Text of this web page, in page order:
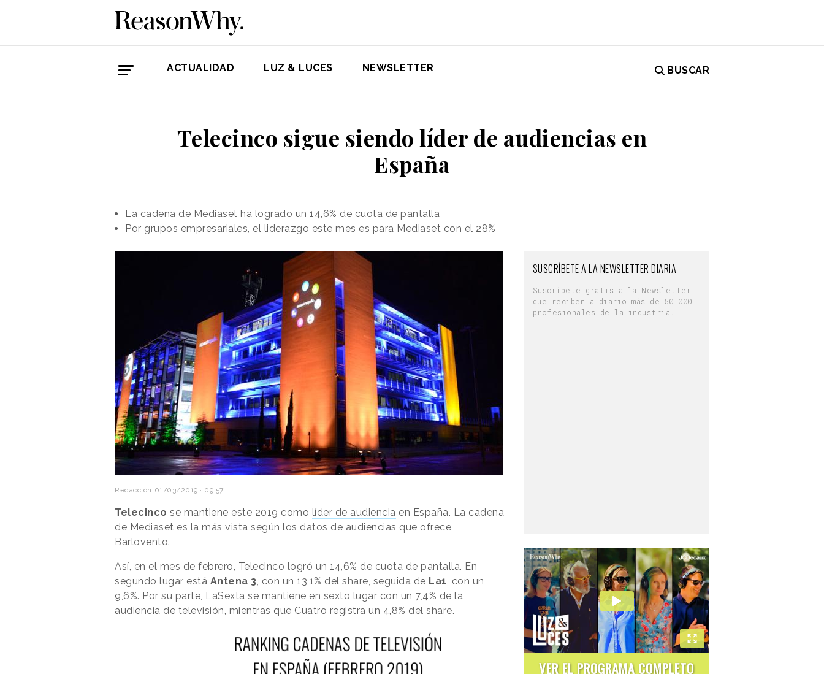
ACTUALIDAD LUZ & LUCES NEWSLETTER BUSCAR
Telecinco sigue siendo líder de audiencias en
España
La cadena de Mediaset ha logrado un 14,6% de cuota de pantalla
Por grupos empresariales, el liderazgo este mes es para Mediaset con el 28%
Redacción 01/03/2019 · 09:57
Telecinco se mantiene este 2019 como líder de audiencia en España. La cadena
de Mediaset es la más vista según los datos de audiencias que ofrece
Barlovento.
Así, en el mes de febrero, Telecinco logró un 14,6% de cuota de pantalla. En
segundo lugar está Antena 3 , con un 13,1% del share, seguida de La1 , con un
9,6%. Por su parte, LaSexta se mantiene en sexto lugar con un 7,4% de la
audiencia de televisión, mientras que Cuatro registra un 4,8% del share.
SUSCRÍBETE A LA NEWSLETTER DIARIA
Suscríbete gratis a la Newsletter
que reciben a diario más de 50.000
profesionales de la industria.
VER EL PROGRAMA COMPLETO